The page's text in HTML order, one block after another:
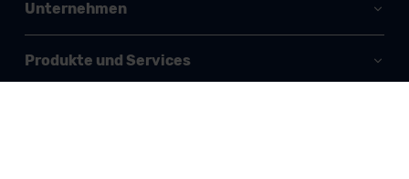
Unternehmen
Produkte und Services